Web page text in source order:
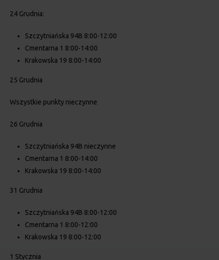
24 Grudnia:
Szczytniańska 94B 8:00-12:00
Cmentarna 1 8:00-14:00
Krakowska 19 8:00-14:00
25 Grudnia
Wszystkie punkty nieczynne
26 Grudnia
Szczytniańska 94B nieczynne
Cmentarna 1 8:00-14:00
Krakowska 19 8:00-14:00
31 Grudnia
Szczytniańska 94B 8:00-12:00
Cmentarna 1 8:00-12:00
Krakowska 19 8:00-12:00
1 Stycznia